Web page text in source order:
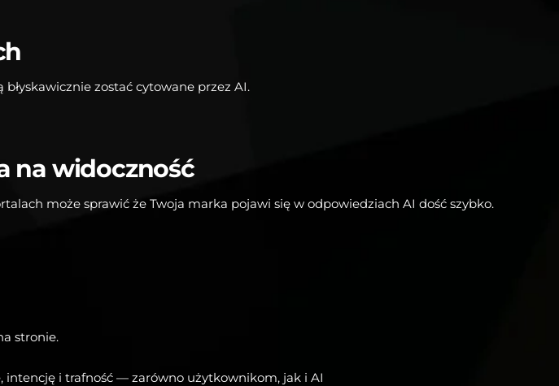
zostać cytowane przez AI.
na widoczność
może sprawić że Twoja marka pojawi się w odpowiedziach AI dość szybko.
stronie.
intencję i trafność — zarówno użytkownikom, jak i AI